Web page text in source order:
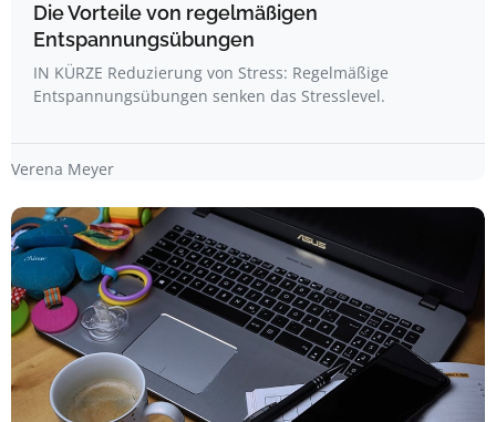
Die Vorteile von regelmäßigen
Entspannungsübungen
IN KÜRZE Reduzierung von Stress: Regelmäßige
Entspannungsübungen senken das Stresslevel.
Verena Meyer